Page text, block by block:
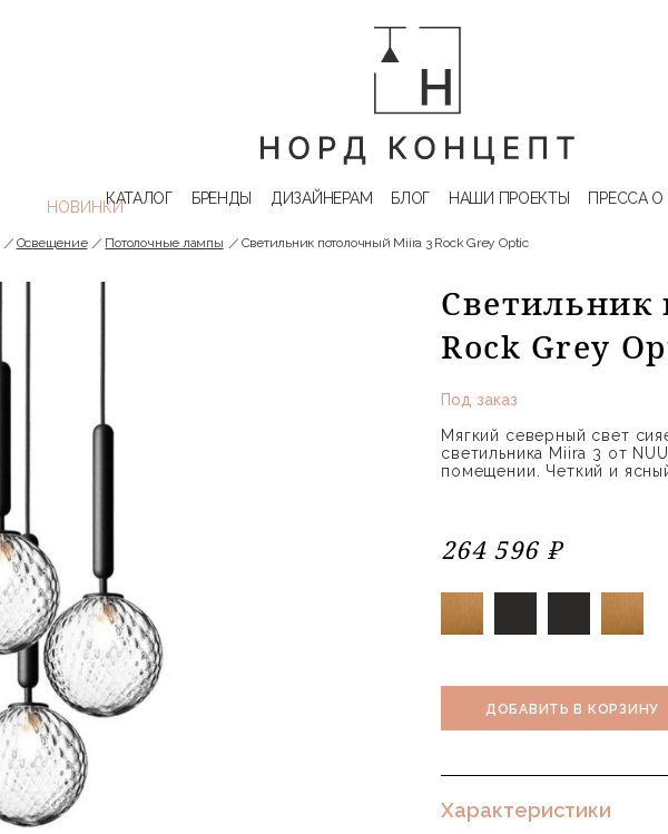
КАТАЛОГ БРЕНДЫ ДИЗАЙНЕРАМ БЛОГ НАШИ ПРОЕКТЫ ПРЕССА О
Освещение Потолочные лампы Светильник потолочный Miira 3 Rock Grey Optic
Rock Grey
Под заказ
Мягкий северный свет
светильника Miira 3 от
помещении. Четкий и
264 596 ₽
ДОБАВИТЬ В КОРЗИНУ
Характеристики